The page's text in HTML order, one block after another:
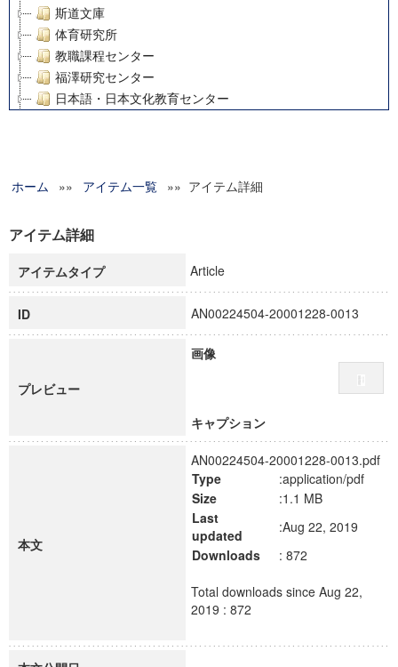
斯道文庫
体育研究所
教職課程センター
福澤研究センター
日本語・日本文化教育センター
グローバルリサーチインスティテュート
科学研究費補助金研究成果報告書
慶應義塾大学グローバルCOEプログラム市民社会ガバナンス
慶應義塾大学グローバルCOEプログラム論理と感性の先端的
博士課程教育リーディングプログラム「超成熟社会発展のサ
学術雑誌掲載論文等(8)
ホーム »» アイテム一覧 »» アイテム詳細
アイテム詳細
アイテムタイプ Article
ID AN00224504-20001228-0013
プレビュー
画像
キャプション
本文
AN00224504-20001228-0013.pdf
Type
:application/pdf
Size
:1.1 MB
Last
updated
:Aug 22, 2019
Downloads
: 872
Total downloads since Aug 22,
2019 : 872